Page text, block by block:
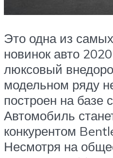
Это одна из
новинок авто
люксовый
модельном ряду
построен на базе
Автомобиль
конкурентом
Несмотря на